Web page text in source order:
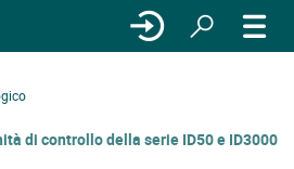
di controllo della serie ID50 e ID3000